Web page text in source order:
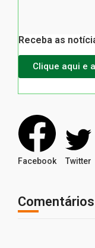
Receba as
Clique aqui e
Facebook Twitter
Comentários